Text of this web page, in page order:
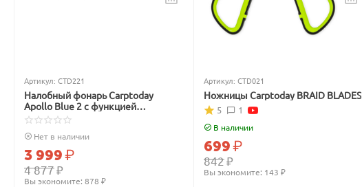
Артикул: CTD221
Налобный фонарь Carptoday
Apollo Blue 2 с функцией
подсвечивания лески синим
светом
Нет в наличии
4 877₽
3 999₽
Вы экономите: 878 ₽
Артикул: CTD021
Ножницы Carptoday BRAID BLADES
1
5
В наличии
842₽
699₽
Вы экономите: 143 ₽